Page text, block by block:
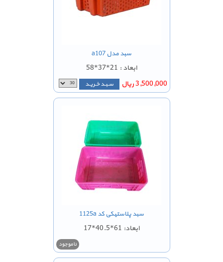
سبد مدل a107
ابعاد : 21*37*58
3,500,000 ریال
سـبـد خـریـد
سبد پلاستیکی کد 1125a
ابعاد: 61*40.5*17
ناموجود